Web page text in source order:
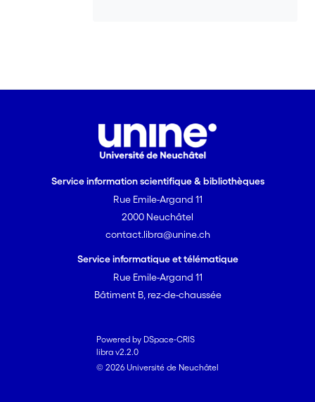
Service information scientifique & bibliothèques
Rue Emile-Argand 11
2000 Neuchâtel
contact.libra@unine.ch
Service informatique et télématique
Rue Emile-Argand 11
Bâtiment B, rez-de-chaussée
Powered by DSpace-CRIS
libra v2.2.0
© 2026 Université de Neuchâtel